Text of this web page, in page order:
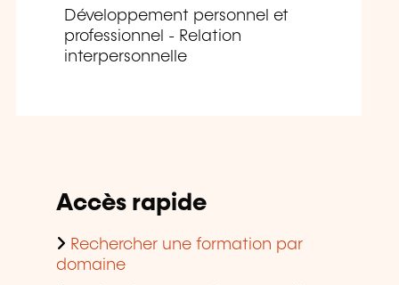
Développement personnel et
professionnel - Relation
interpersonnelle
Accès rapide
Rechercher une formation par
domaine